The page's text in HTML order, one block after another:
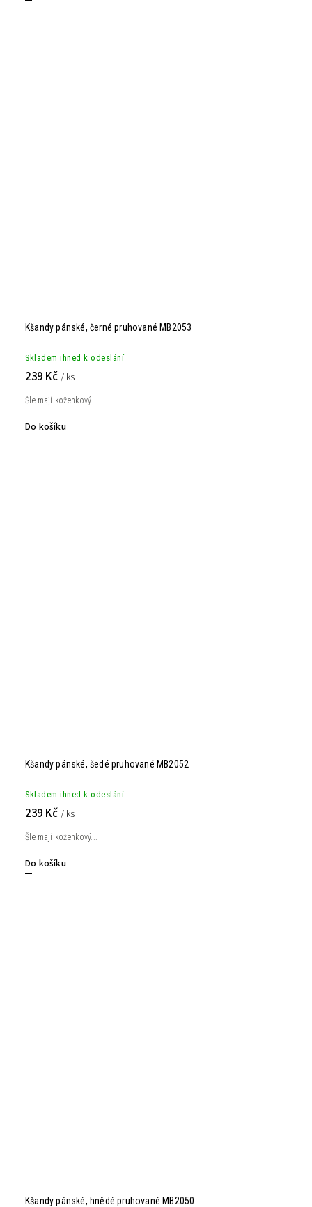
Kšandy pánské, černé pruhované MB2053
Skladem ihned k odeslání
239 Kč / ks
Do košíku
Šle mají koženkový...
Kšandy pánské, šedé pruhované MB2052
Skladem ihned k odeslání
239 Kč / ks
Do košíku
Šle mají koženkový...
Kšandy pánské, hnědé pruhované MB2050